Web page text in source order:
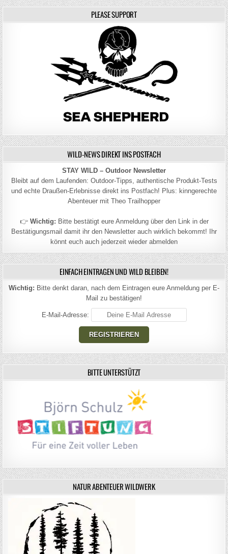
PLEASE SUPPORT
WILD-NEWS DIREKT INS POSTFACH
STAY WILD – Outdoor Newsletter
Bleibt auf dem Laufenden: Outdoor-Tipps, authentische Produkt-Tests
und echte Draußen-Erlebnisse direkt ins Postfach! Plus: kinngerechte
Abenteuer mit Theo Trailhopper
👉 Wichtig: Bitte bestätigt eure Anmeldung über den Link in der
Bestätigungsmail damit ihr den Newsletter auch wirklich bekommt! Ihr
könnt euch auch jederzeit wieder abmelden
EINFACH EINTRAGEN UND WILD BLEIBEN!
Wichtig: Bitte denkt daran, nach dem Eintragen eure Anmeldung per E-
Mail zu bestätigen!
E-Mail-Adresse:
BITTE UNTERSTÜTZT
NATUR ABENTEUER WILDWERK